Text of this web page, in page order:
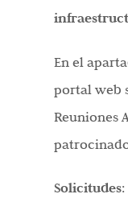
En el
portal web
Reuniones
Solicitudes: